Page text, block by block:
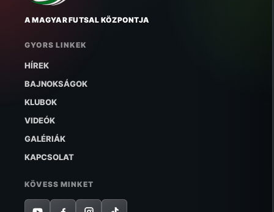
A MAGYAR FUTSAL KÖZPONTJA
GYORS LINKEK
HÍREK
BAJNOKSÁGOK
KLUBOK
VIDEÓK
GALÉRIÁK
KAPCSOLAT
KÖVESS MINKET